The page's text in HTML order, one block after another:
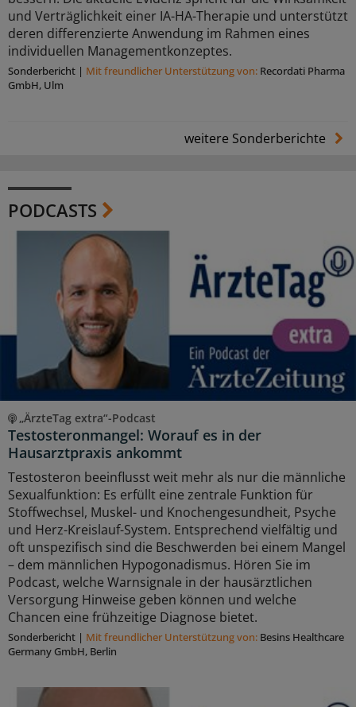
und Verträglichkeit einer IA-HA-Therapie und unterstützt
deren differenzierte Anwendung im Rahmen eines
individuellen Managementkonzeptes.
Sonderbericht | Mit freundlicher Unterstützung von: Recordati Pharma
GmbH, Ulm
weitere Sonderberichte
PODCASTS
„ÄrzteTag extra“-Podcast
Testosteronmangel: Worauf es in der
Hausarztpraxis ankommt
Testosteron beeinflusst weit mehr als nur die männliche
Sexualfunktion: Es erfüllt eine zentrale Funktion für
Stoffwechsel, Muskel- und Knochengesundheit, Psyche
und Herz-Kreislauf-System. Entsprechend vielfältig und
oft unspezifisch sind die Beschwerden bei einem Mangel
– dem männlichen Hypogonadismus. Hören Sie im
Podcast, welche Warnsignale in der hausärztlichen
Versorgung Hinweise geben können und welche
Chancen eine frühzeitige Diagnose bietet.
Sonderbericht | Mit freundlicher Unterstützung von: Besins Healthcare
Germany GmbH, Berlin